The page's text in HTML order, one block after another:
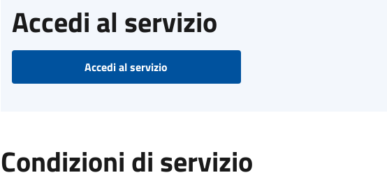
Accedi al servizio
Accedi al servizio
Condizioni di servizio